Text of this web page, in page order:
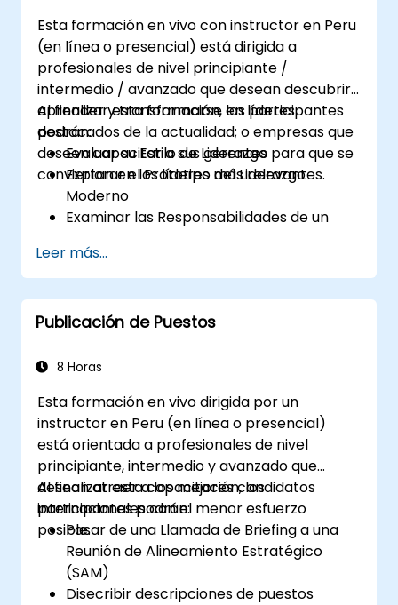
Esta formación en vivo con instructor en Peru
(en línea o presencial) está dirigida a
profesionales de nivel principiante /
intermedio / avanzado que desean descubrir,
aprender y transformarse en líderes
destacados de la actualidad; o empresas que
deseen capacitar a sus gerentes para que se
conviertan en los líderes más relevantes.
Al finalizar esta formación, los participantes
podrán:
Evaluar su Estilo de Liderazgo
Explorar el Prototipo del Liderazgo
Moderno
Examinar las Responsabilidades de un
Mejorar sus Habilidades de Liderazgo
Servir como Modelo a Seguir
Leer más...
Publicación de Puestos
8 Horas
Esta formación en vivo dirigida por un
instructor en Peru (en línea o presencial)
está orientada a profesionales de nivel
principiante, intermedio y avanzado que
desean atraer a los mejores candidatos
internacionales con el menor esfuerzo
posible.
Al finalizar esta capacitación, los
participantes podrán:
Pasar de una Llamada de Briefing a una
Reunión de Alineamiento Estratégico
(SAM)
Disecribir descripciones de puestos